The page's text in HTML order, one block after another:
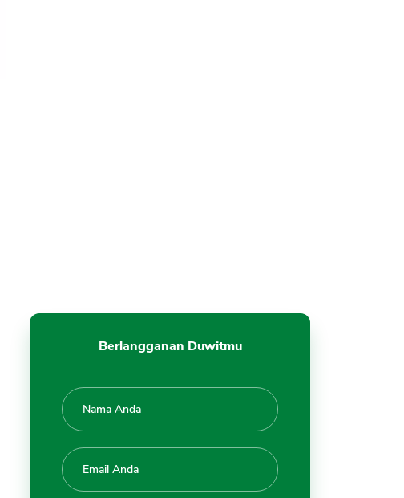
c. Lakukan Pelunasan Tagihan
d. Minta Bukti Surat Lunas
SLIK OJK
Pertanyaan dan Komplain
Laporan di BI Checking dan SLIK
OJK
Berlangganan Duwitmu